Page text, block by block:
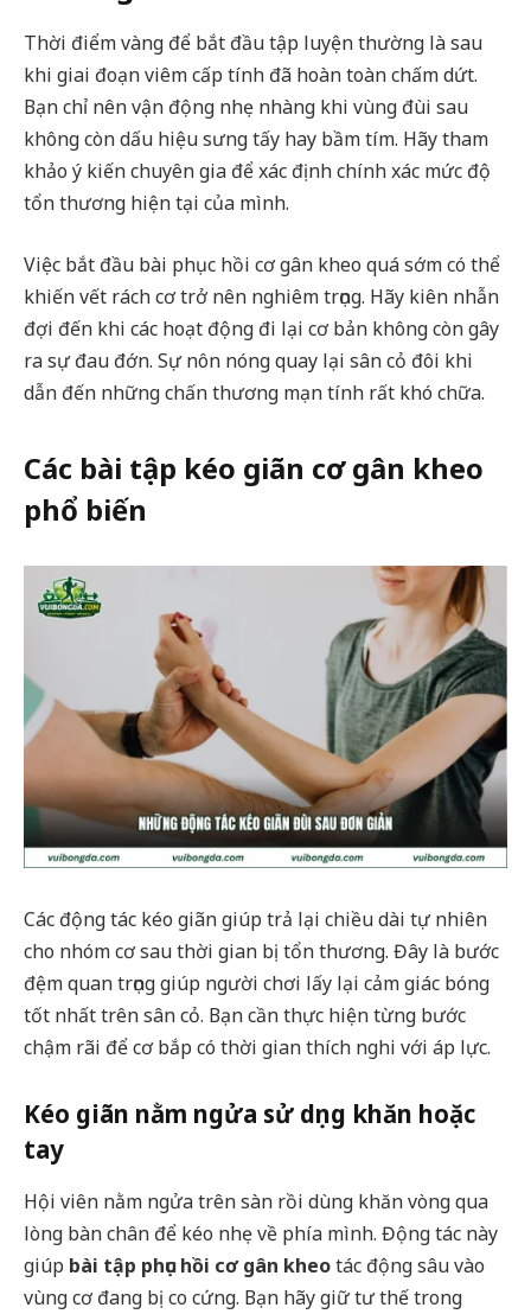
Thời điểm vàng để bắt đầu tập luyện thường là sau
khi giai đoạn viêm cấp tính đã hoàn toàn chấm dứt.
Bạn chỉ nên vận động nhẹ nhàng khi vùng đùi sau
không còn dấu hiệu sưng tấy hay bầm tím. Hãy tham
khảo ý kiến chuyên gia để xác định chính xác mức độ
tổn thương hiện tại của mình.
Việc bắt đầu bài phục hồi cơ gân kheo quá sớm có thể
khiến vết rách cơ trở nên nghiêm trọng. Hãy kiên nhẫn
đợi đến khi các hoạt động đi lại cơ bản không còn gây
ra sự đau đớn. Sự nôn nóng quay lại sân cỏ đôi khi
dẫn đến những chấn thương mạn tính rất khó chữa.
Các bài tập kéo giãn cơ gân kheo
phổ biến
Các động tác kéo giãn giúp trả lại chiều dài tự nhiên
cho nhóm cơ sau thời gian bị tổn thương. Đây là bước
đệm quan trọng giúp người chơi lấy lại cảm giác bóng
tốt nhất trên sân cỏ. Bạn cần thực hiện từng bước
chậm rãi để cơ bắp có thời gian thích nghi với áp lực.
Kéo giãn nằm ngửa sử dụng khăn hoặc
tay
Hội viên nằm ngửa trên sàn rồi dùng khăn vòng qua
lòng bàn chân để kéo nhẹ về phía mình. Động tác này
giúp bài tập phục hồi cơ gân kheotác động sâu vào
vùng cơ đang bị co cứng. Bạn hãy giữ tư thế trong